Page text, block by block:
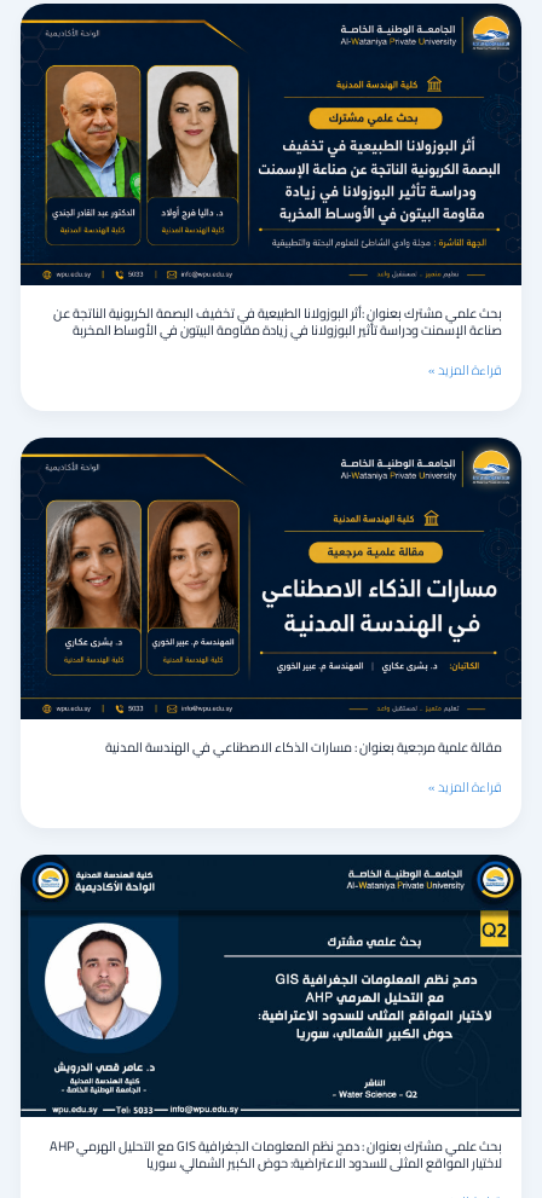
بحث علمي مشترك بعنوان :أثر البوزولانا الطبيعية في تخفيف البصمة الكربونية الناتجة عن
صناعة الإسمنت ودراسة تأثير البوزولانا في زيادة مقاومة البيتون في الأوساط المخربة
بحث
علمي
مشترك
بعنوان
:أثر
البوزولانا
الطبيعية
في
تخفيف
البصمة
الكربونية
الناتجة
الإسمنت
ودراسة
تأثير
البوزولانا
مقاومة
البيتون
في
المخربة
قراءة المزيد »
مقالة علمية مرجعية بعنوان : مسارات الذكاء الاصطناعي في الهندسة المدنية
مقالة
علمية
مرجعية
مسارات
الاصطناعي
الهندسة
المدنية
قراءة المزيد »
بحث علمي مشترك بعنوان : دمج نظم المعلومات الجغرافية GIS مع التحليل الهرمي AHP
لاختيار المواقع المثلى للسدود الاعتراضية: حوض الكبير الشمالي، سوريا
بحث
علمي
مشترك
بعنوان
:
المعلومات
التحليل
الهرمي
AHP
لاختيار